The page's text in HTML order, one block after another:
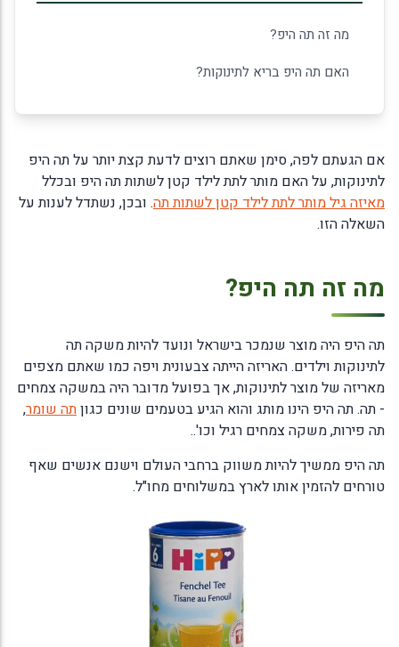
מה זה תה היפ?
האם תה היפ בריא לתינוקות?
אם הגעתם לפה, סימן שאתם רוצים לדעת קצת יותר על תה היפ
לתינוקות, על האם מותר לתת לילד קטן לשתות תה היפ ובכלל
מאיזה גיל מותר לתת לילד קטן לשתות תה. ובכן, נשתדל לענות על
השאלה הזו.
מה זה תה היפ?
תה היפ היה מוצר שנמכר בישראל ונועד להיות משקה תה
לתינוקות וילדים. האריזה הייתה צבעונית ויפה כמו שאתם מצפים
מאריזה של מוצר לתינוקות, אך בפועל מדובר היה במשקה צמחים
- תה. תה היפ הינו מותג והוא הגיע בטעמים שונים כגוןתה שומר,
תה פירות, משקה צמחים רגיל וכו'..
תה היפ ממשיך להיות משווק ברחבי העולם וישנם אנשים שאף
טורחים להזמין אותו לארץ במשלוחים מחו"ל.